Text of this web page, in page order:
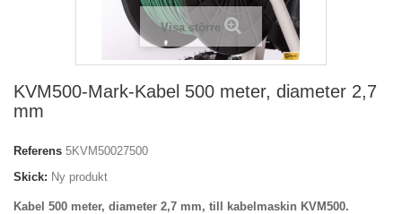
Visa större
KVM500-Mark-Kabel 500 meter, diameter 2,7
mm
Referens 5KVM50027500
Skick: Ny produkt
Kabel 500 meter, diameter 2,7 mm, till kabelmaskin KVM500.